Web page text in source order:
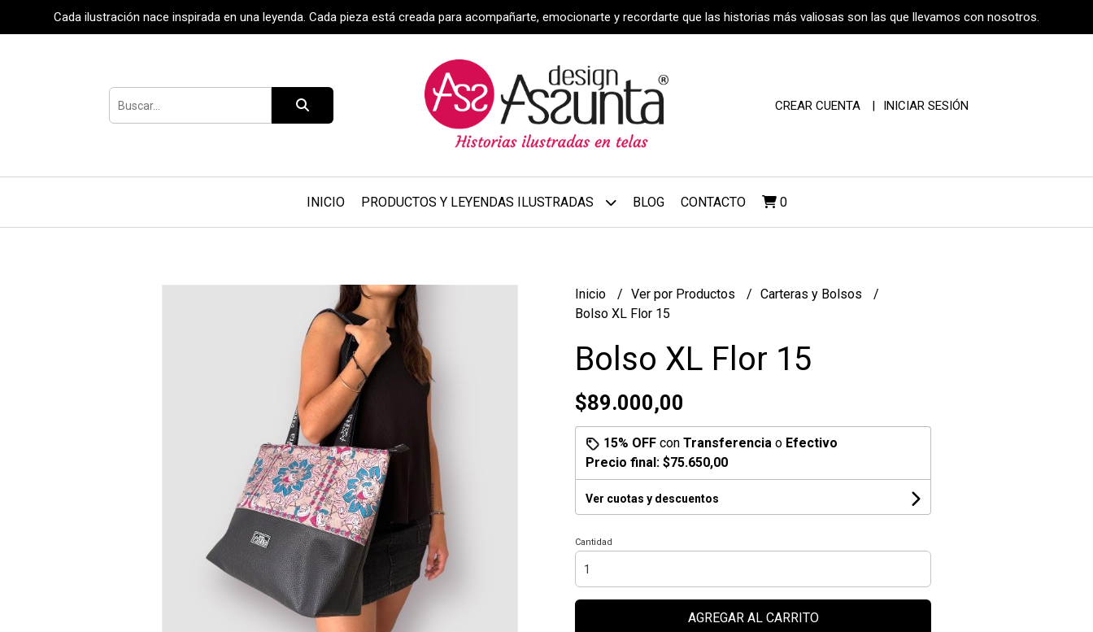
Cada ilustración nace inspirada en una leyenda. Cada pieza está creada para acompañarte, emocionarte y recordarte que las historias más valiosas son las que llevamos con nosotros.
CREAR CUENTA INICIAR SESIÓN
INICIO PRODUCTOS Y LEYENDAS ILUSTRADAS BLOG CONTACTO 0
Inicio Ver por Productos
Carteras y Bolsos
Bolso XL Flor 15
Bolso XL Flor 15
$89.000,00
15% OFF con Transferencia o Efectivo
Precio final: $75.650,00
Ver cuotas y descuentos
Cantidad
AGREGAR AL CARRITO